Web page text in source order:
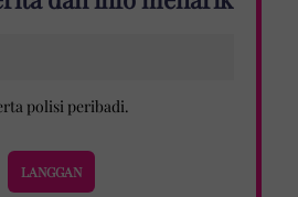
polisi peribadi.